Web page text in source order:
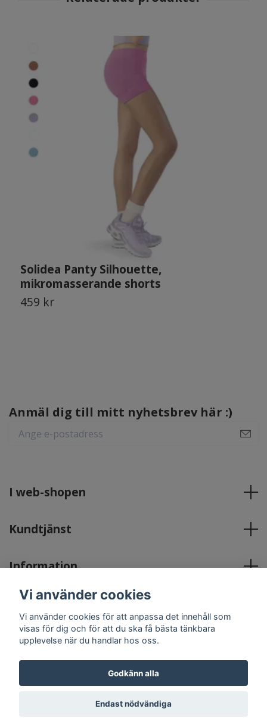
Solidea Panty Silhouette,
mikromasserande shorts
459 kr
Anmäl dig till mitt nyhetsbrev här :)
I web-shopen
Kundtjänst
Information
Sociala medier
© 2026 Englavingar Lymfhälsa & FriskvårdPowered by
Quickbutik
Vi använder cookies
Vi använder cookies för att anpassa det innehåll som
visas för dig och för att du ska få bästa tänkbara
upplevelse när du handlar hos oss.
Godkänn alla
Endast nödvändiga